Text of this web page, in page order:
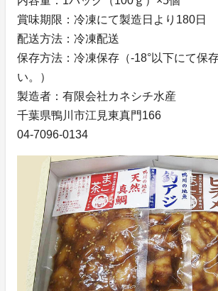
賞味期限：冷凍にて製造日より180日
配送方法：冷凍配送
保存方法：冷凍保存（-18°以下にて保
い。）
製造者：有限会社カネシチ水産
千葉県鴨川市江見東真門166
04-7096-0134